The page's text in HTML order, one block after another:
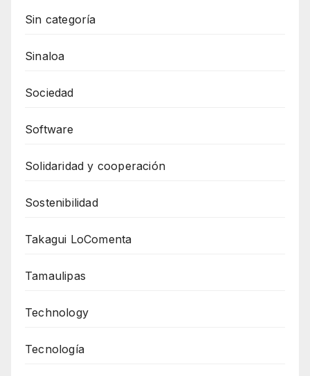
Sin categoría
Sinaloa
Sociedad
Software
Solidaridad y cooperación
Sostenibilidad
Takagui LoComenta
Tamaulipas
Technology
Tecnología